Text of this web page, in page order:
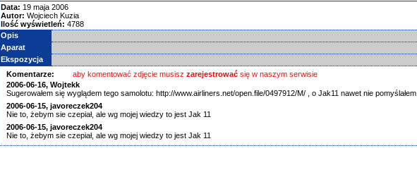
Data: 19 maja 2006
Autor: Wojciech Kuzia
Ilość wyświetleń: 4788
Opis
Aparat
Ekspozycja
Komentarze:
aby komentować zdjęcie musisz zarejestrować się w naszym serwisie
2006-06-16, Wojtekk
Sugerowałem się wyglądem tego samolotu: http://www.airliners.net/open.file/0497912/M/ , o Jak11 nawet nie pomyślałem.
2006-06-15, javoreczek204
Nie to, żebym sie czepiał, ale wg mojej wiedzy to jest Jak 11
2006-06-15, javoreczek204
Nie to, żebym sie czepiał, ale wg mojej wiedzy to jest Jak 11